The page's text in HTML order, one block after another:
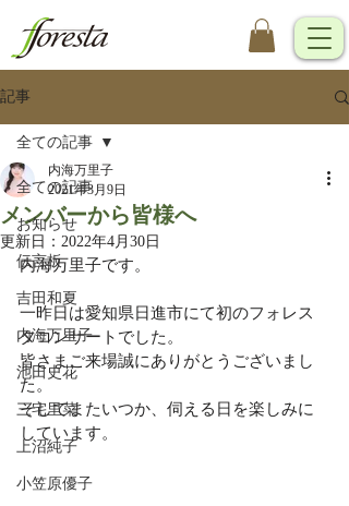
記事
全ての記事
お知らせ
伝言板
吉田和夏
内海万里子
池田史花
三宅里菜
上沼純子
小笠原優子
全ての記事
メンバーから皆様へ
内海万里子
2021年3月9日
更新日： 2022年4月30日
内海万里子です。
一昨日は愛知県日進市にて初のフォレス
タコンサートでした。
皆さまご来場誠にありがとうございまし
た。
そしてまたいつか、伺える日を楽しみに
しています。